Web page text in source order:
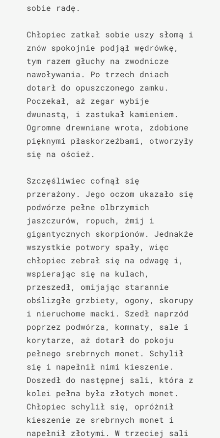
sobie radę.
Chłopiec zatkał sobie uszy słomą i
znów spokojnie podjął wędrówkę,
tym razem głuchy na zwodnicze
nawoływania. Po trzech dniach
dotarł do opuszczonego zamku.
Poczekał, aż zegar wybije
dwunastą, i zastukał kamieniem.
Ogromne drewniane wrota, zdobione
pięknymi płaskorzeźbami, otworzyły
się na oścież.
Szczęśliwiec cofnął się
przerażony. Jego oczom ukazało się
podwórze pełne olbrzymich
jaszczurów, ropuch, żmij i
gigantycznych skorpionów. Jednakże
wszystkie potwory spały, więc
chłopiec zebrał się na odwagę i,
wspierając się na kulach,
przeszedł, omijając starannie
obślizgłe grzbiety, ogony, skorupy
i nieruchome macki. Szedł naprzód
poprzez podwórza, komnaty, sale i
korytarze, aż dotarł do pokoju
pełnego srebrnych monet. Schylił
się i napełnił nimi kieszenie.
Doszedł do następnej sali, która z
kolei pełna była złotych monet.
Chłopiec schylił się, opróżnił
kieszenie ze srebrnych monet i
napełnił złotymi. W trzeciej sali